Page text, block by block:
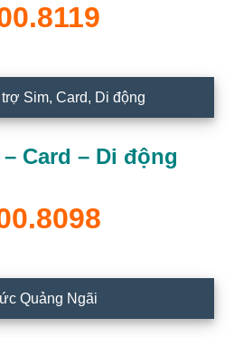
Sim, Card, Di động
Card – Di động
Quảng Ngãi